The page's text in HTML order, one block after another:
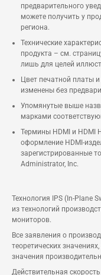
предварительного
можете получить у
региона.
Технические
продукта – см.
лишь для целей
Цвет печатной платы
изменены без
Упомянутые выше
марками
Термины HDMI и HDMI
оформление HDMI-
зарегистрированные
Administrator, Inc.
Технология IPS (In-Plane
из технологий
мониторов.
Все заявления о
теоретических
значения
Действительная